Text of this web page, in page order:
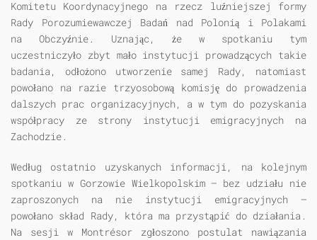
Komitetu Koordynacyjnego na rzecz luźniejszej formy
Rady Porozumiewawczej Badań nad Polonią i Polakami
na Obczyźnie. Uznając, że w spotkaniu tym
uczestniczyło zbyt mało instytucji prowadzących takie
badania, odłożono utworzenie samej Rady, natomiast
powołano na razie trzyosobową komisję do prowadzenia
dalszych prac organizacyjnych, a w tym do pozyskania
współpracy ze strony instytucji emigracyjnych na
Zachodzie.
Według ostatnio uzyskanych informacji, na kolejnym
spotkaniu w Gorzowie Wielkopolskim — bez udziału nie
zaproszonych na nie instytucji emigracyjnych —
powołano skład Rady, która ma przystąpić do działania.
Na sesji w Montrésor zgłoszono postulat nawiązania